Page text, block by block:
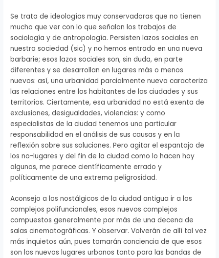
Se trata de ideologías muy conservadoras que no tienen
mucho que ver con lo que señalan los trabajos de
sociología y de antropología. Persisten lazos sociales en
nuestra sociedad (sic) y no hemos entrado en una nueva
barbarie; esos lazos sociales son, sin duda, en parte
diferentes y se desarrollan en lugares más o menos
nuevos: así, una urbanidad parcialmente nueva caracteriza
las relaciones entre los habitantes de las ciudades y sus
territorios. Ciertamente, esa urbanidad no está exenta de
exclusiones, desigualdades, violencias: y como
especialistas de la ciudad tenemos una particular
responsabilidad en el análisis de sus causas y en la
reflexión sobre sus soluciones. Pero agitar el espantajo de
los no-lugares y del fin de la ciudad como lo hacen hoy
algunos, me parece científicamente errado y
políticamente de una extrema peligrosidad.
Aconsejo a los nostálgicos de la ciudad antigua ir a los
complejos polifuncionales, esos nuevos complejos
compuestos generalmente por más de una decena de
salas cinematográficas. Y observar. Volverán de allí tal vez
más inquietos aún, pues tomarán conciencia de que esos
son los nuevos lugares urbanos tanto para las bandas de